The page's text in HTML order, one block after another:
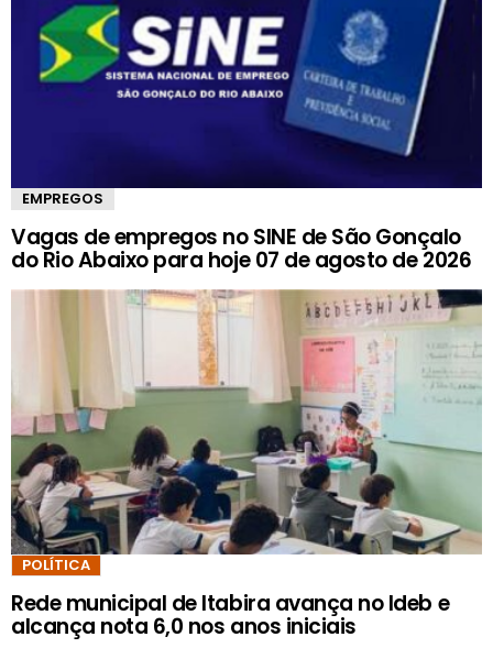
EMPREGOS
Vagas de empregos no SINE de São Gonçalo
do Rio Abaixo para hoje 07 de agosto de 2026
POLÍTICA
Rede municipal de Itabira avança no Ideb e
alcança nota 6,0 nos anos iniciais